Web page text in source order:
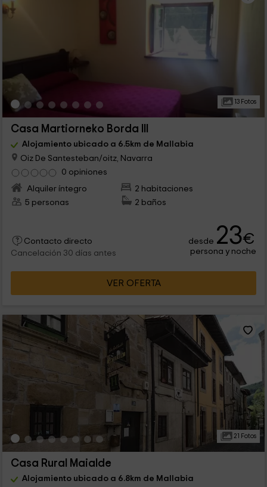
13 Fotos
Casa Martiorneko Borda III
Alojamiento ubicado a 6.5km de Mallabia
Oiz De Santesteban/oitz, Navarra
0 opiniones
Alquiler íntegro
2 habitaciones
5 personas
2 baños
Contacto directo
Cancelación 30 días antes
desde 23€
persona y noche
VER OFERTA
21 Fotos
Casa Rural Maialde
Alojamiento ubicado a 6.8km de Mallabia